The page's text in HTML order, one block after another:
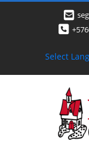
Select